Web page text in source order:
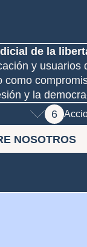
de la
y usuarios
y la
6
NOSOTROS